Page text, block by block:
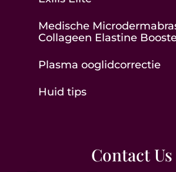
Medische
Collageen Elastine
Plasma ooglidcorrectie
Huid tips
Contact Us